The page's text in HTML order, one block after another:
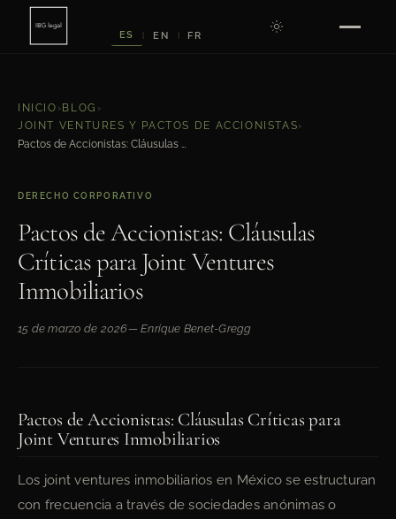
ES EN FR
INICIO › BLOG ›
JOINT VENTURES Y PACTOS DE ACCIONISTAS›
Pactos de Accionistas: Cláusulas Críticas para Joint Ventures Inmobiliarios
DERECHO CORPORATIVO
Pactos de Accionistas: Cláusulas
Críticas para Joint Ventures
Inmobiliarios
15 de marzo de 2026— Enrique Benet-Gregg
Pactos de Accionistas: Cláusulas Críticas para
Joint Ventures Inmobiliarios
Los joint ventures inmobiliarios en México se estructuran
con frecuencia a través de sociedades anónimas o